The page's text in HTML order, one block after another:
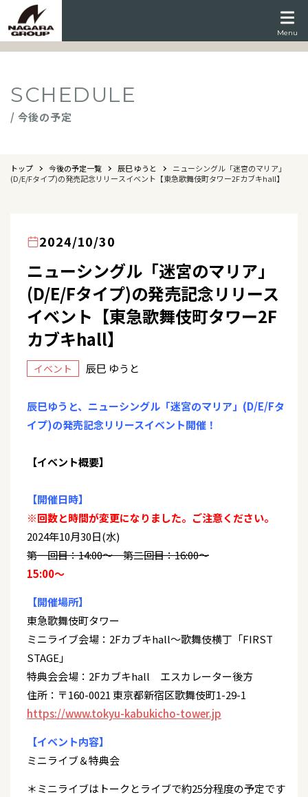
Menu
SCHEDULE
/ 今後の予定
トップ 今後の予定一覧 辰巳 ゆうと
ニューシングル「迷宮のマリア」
(D/E/Fタイプ)の発売記念リリースイベント【東急歌舞伎町タワー2Fカブキhall】
2024/10/30
ニューシングル「迷宮のマリア」
(D/E/Fタイプ)の発売記念リリース
イベント【東急歌舞伎町タワー2F
カブキhall】
イベント 辰巳 ゆうと
辰巳ゆうと、ニューシングル「迷宮のマリア」(D/E/Fタ
イプ)の発売記念リリースイベント開催！
【イベント概要】
【開催日時】
※回数と時間が変更になりました。ご注意ください。
2024年10月30日(水)
第一回目：14:00～ 第二回目：16:00～
15:00～
【開催場所】
東急歌舞伎町タワー
ミニライブ会場：2Fカブキhall～歌舞伎横丁「FIRST
STAGE」
特典会会場：2Fカブキhall エスカレーター後方
住所：〒160-0021 東京都新宿区歌舞伎町1-29-1
https://www.tokyu-kabukicho-tower.jp
【イベント内容】
ミニライブ＆特典会
＊ミニライブはトークとライブで約25分程度の予定です